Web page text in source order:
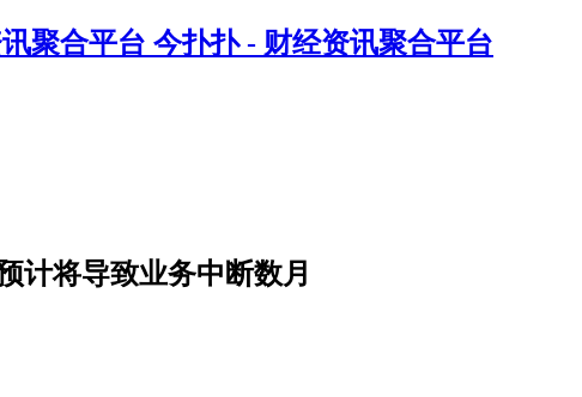
今扑扑 - 财经资讯聚合平台
计将导致业务中断数月